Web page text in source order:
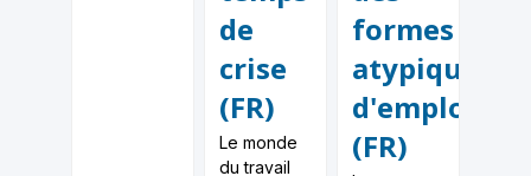
de
crise
(FR)
Le monde
du travail
formes
atypiques
d'emploi
(FR)